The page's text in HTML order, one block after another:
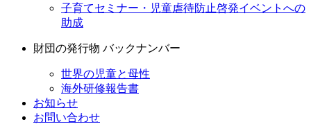
子育てセミナー・児童虐待防止啓発イベントへの
助成
財団の発行物 バックナンバー
世界の児童と母性
海外研修報告書
お知らせ
お問い合わせ